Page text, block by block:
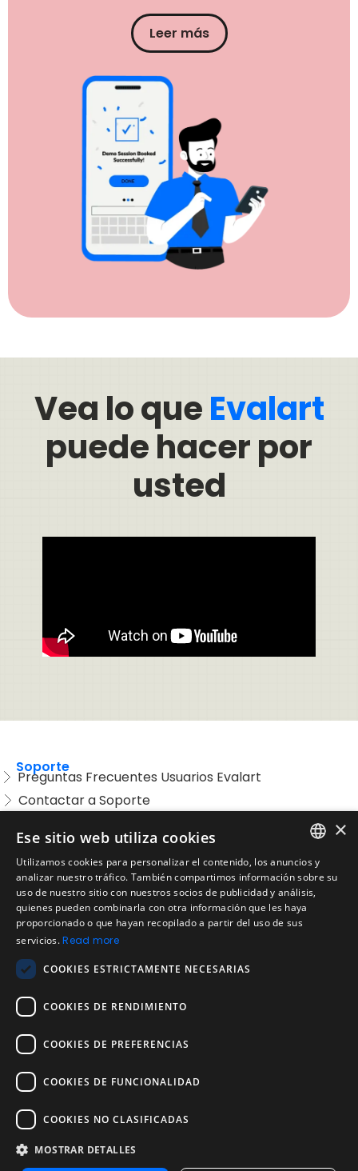
Leer más
Vea lo queEvalart
puede hacer por
usted
Soporte
Preguntas Frecuentes Usuarios Evalart
Contactar a Soporte
Legal
Condiciones de Servicio
Aviso de privacidad
Política de cookies
Política de devoluciones
Acuerdo de licencia de usuario
Aviso legal
Política de uso aceptable
Empresa
Acerca de nosotros
Blog
Pruebas de confiabilidad y validez
Pruebas
Contáctenos
Contáctenos
ENGLISH
SPANISH
×
Ese sitio web utiliza cookies
Utilizamos cookies para personalizar el contenido, los anuncios y
analizar nuestro tráfico. También compartimos información sobre su
uso de nuestro sitio con nuestros socios de publicidad y análisis,
quienes pueden combinarla con otra información que les haya
proporcionado o que hayan recopilado a partir del uso de sus
servicios.Read more
COOKIES ESTRICTAMENTE NECESARIAS
COOKIES DE RENDIMIENTO
COOKIES DE PREFERENCIAS
COOKIES DE FUNCIONALIDAD
COOKIES NO CLASIFICADAS
MOSTRAR DETALLES